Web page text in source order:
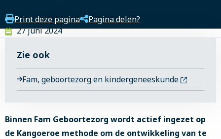
Print deze pagina
Pagina delen?
27 juni 2024
Zie ook
Fam, geboortezorg en kindergeneeskunde
Binnen Fam Geboortezorg wordt actief ingezet op
de Kangoeroe methode om de ontwikkeling van te